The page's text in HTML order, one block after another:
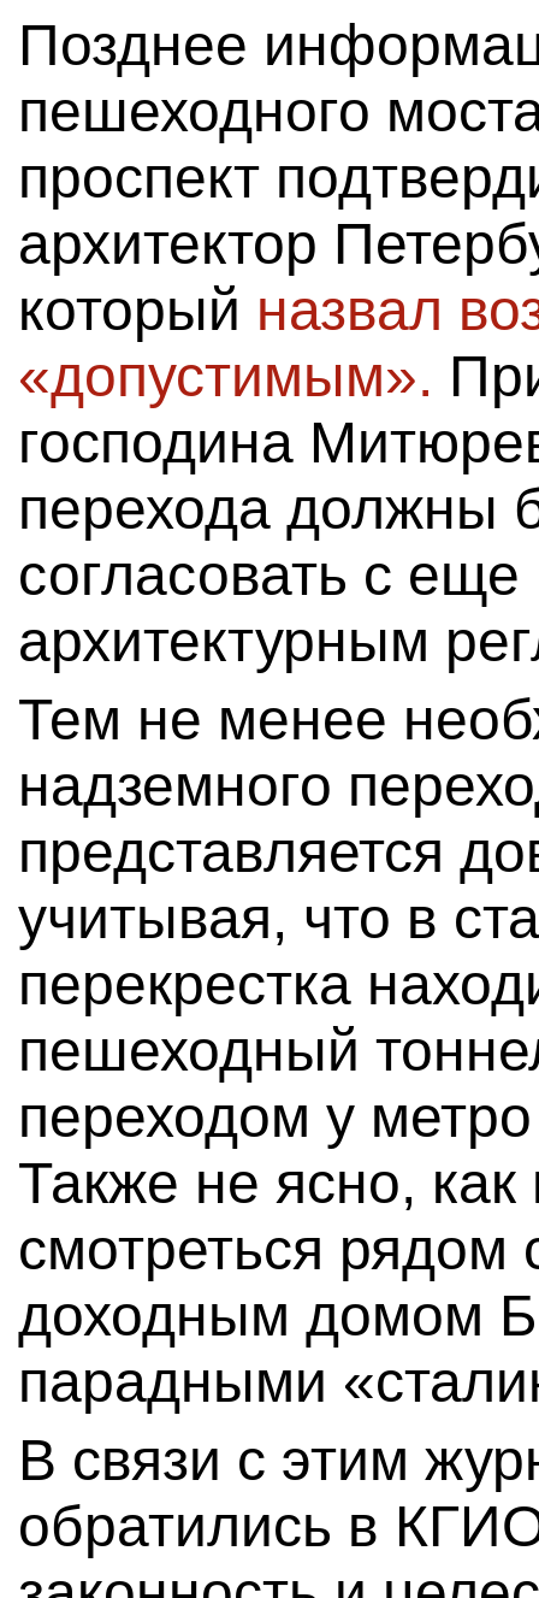
Позднее
пешеходного
проспект
архитектор
который назвал
«допустимым».
господина
перехода должны
согласовать с
архитектурным
Тем не менее
надземного
представляется
учитывая, что в
перекрестка
пешеходный
переходом у
Также не ясно,
смотреться
доходным домом
парадными
В связи с этим
обратились в